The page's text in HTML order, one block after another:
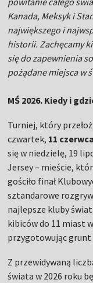
Kanada, Meksyk i
największego i
historii. Zachęcamy
się do zapewnienia
pożądane miejsca w
MŚ 2026. Kiedy i
Turniej, który
czwartek, 11
się w niedzielę, 19
Jersey – mieście,
gościło finał
sztandarowe
najlepsze kluby
kibiców do 11 miast
przygotowując grunt
Z przewidywaną
świata w 2026 roku